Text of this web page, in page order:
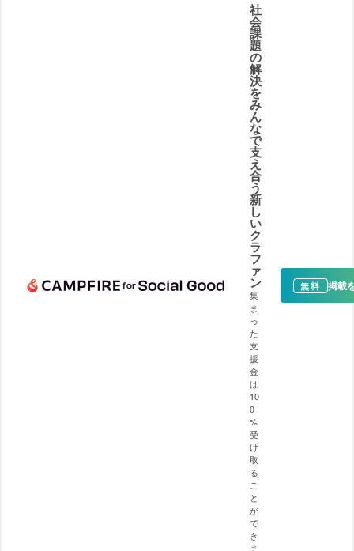
社
会
課
題
の
解
決
を
み
ん
な
で
支
え
合
う
新
し
い
ク
ラ
フ
ァ
ン
集
ま
っ
た
支
援
金
は
10
0
%
受
け
取
る
こ
と
が
で
き
ま
無料 掲載